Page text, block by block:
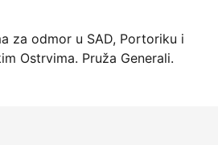
za odmor u SAD, Portoriku i
Ostrvima. Pruža Generali.